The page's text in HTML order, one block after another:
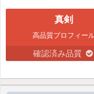
真剣
高品質プロフィー
確認済み品質